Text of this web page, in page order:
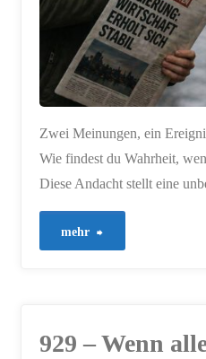
Zwei Meinungen, ein
Wie findest du Wahrheit,
Diese Andacht stellt eine
mehr "956
Worte
929 – Wenn